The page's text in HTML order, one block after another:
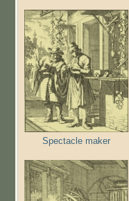
Spectacle maker